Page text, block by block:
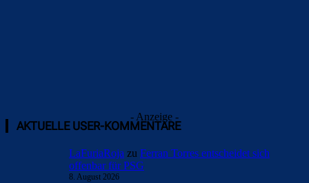
- Anzeige -
AKTUELLE USER-KOMMENTARE
LaFuriaRoja zu Ferran Torres entscheidet sich
offenbar für PSG
8. August 2026